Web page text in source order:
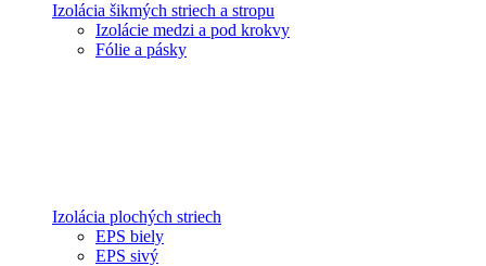
Izolácia šikmých striech a stropu
Izolácie medzi a pod krokvy
Fólie a pásky
Izolácia plochých striech
EPS biely
EPS sivý